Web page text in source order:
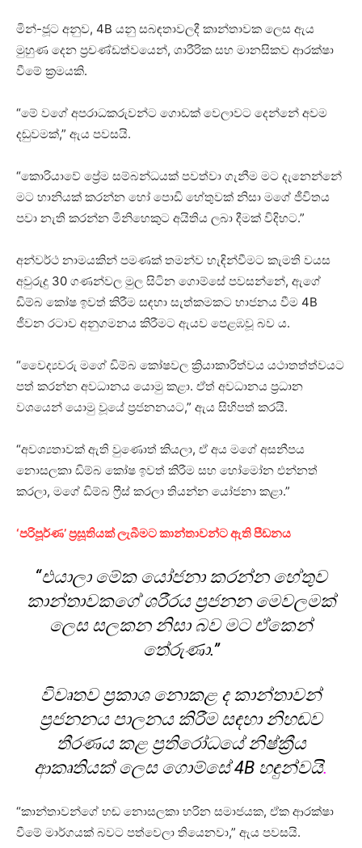
මින්-ජූට අනුව, 4B යනු සබඳතාවලදී කාන්තාවක ලෙස ඇය
මුහුණ දෙන ප්‍රචණ්ඩත්වයෙන්, ශාරීරික සහ මානසිකව ආරක්ෂා
වීමේ ක්‍රමයකි.
“මේ වගේ අපරාධකරුවන්ට ගොඩක් වෙලාවට දෙන්නේ අවම
දඬුවමක්,” ඇය පවසයි.
“කොරියාවේ ප්‍රේම සම්බන්ධයක් පවත්වා ගැනීම මට දැනෙන්නේ
මට හානියක් කරන්න හෝ පොඩි හේතුවක් නිසා මගේ ජීවිතය
පවා නැති කරන්න මිනිහෙකුට අයිතිය ලබා දීමක් විදිහට.”
අන්වර්ථ නාමයකින් පමණක් තමන්ව හැඳින්වීමට කැමති වයස
අවුරුදු 30 ගණන්වල මුල සිටින ගොම්සේ පවසන්නේ, ඇගේ
ඩිම්බ කෝෂ ඉවත් කිරීම සඳහා සැත්කමකට භාජනය වීම 4B
ජීවන රටාව අනුගමනය කිරීමට ඇයව පෙළඹවූ බව ය.
“වෛද්‍යවරු මගේ ඩිම්බ කෝෂවල ක්‍රියාකාරිත්වය යථාතත්ත්වයට
පත් කරන්න අවධානය යොමු කළා. ඒත් අවධානය ප්‍රධාන
වශයෙන් යොමු වූයේ ප්‍රජනනයට,” ඇය සිහිපත් කරයි.
“අවශ්‍යතාවක් ඇති වුණොත් කියලා, ඒ අය මගේ අසනීපය
නොසලකා ඩිම්බ කෝෂ ඉවත් කිරීම සහ හෝමෝන එන්නත්
කරලා, මගේ ඩිම්බ ෆ්‍රීස් කරලා තියන්න යෝජනා කළා.”
‘පරිපූර්ණ’ ප්‍රසූතියක් ලැබීමට කාන්තාවන්ට ඇති පීඩනය
“එයාලා මේක යෝජනා කරන්න හේතුව
කාන්තාවකගේ ශරීරය ප්‍රජනන මෙවලමක්
ලෙස සලකන නිසා බව මට ඒකෙන්
තේරුණා.”
විවෘතව ප්‍රකාශ නොකළ ද කාන්තාවන්
ප්‍රජනනය පාලනය කිරීම සඳහා නිහඬව
තීරණය කළ ප්‍රතිරෝධයේ නිෂ්ක්‍රීය
ආකෘතියක් ලෙස ගොම්සේ 4B හඳුන්වයි.
“කාන්තාවන්ගේ හඬ නොසලකා හරින සමාජයක, ඒක ආරක්ෂා
වීමේ මාර්ගයක් බවට පත්වෙලා තියෙනවා,” ඇය පවසයි.